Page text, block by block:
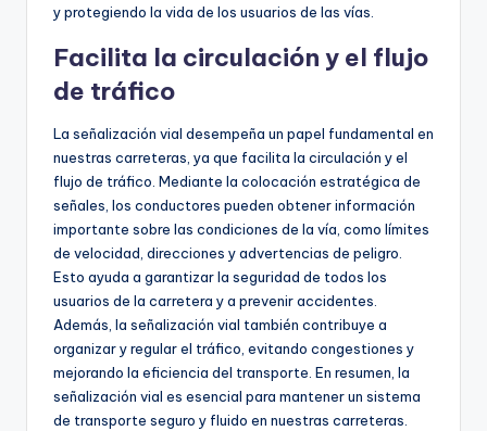
y protegiendo la vida de los usuarios de las vías.
Facilita la circulación y el flujo
de tráfico
La señalización vial desempeña un papel fundamental en
nuestras carreteras, ya que facilita la circulación y el
flujo de tráfico. Mediante la colocación estratégica de
señales, los conductores pueden obtener información
importante sobre las condiciones de la vía, como límites
de velocidad, direcciones y advertencias de peligro.
Esto ayuda a garantizar la seguridad de todos los
usuarios de la carretera y a prevenir accidentes.
Además, la señalización vial también contribuye a
organizar y regular el tráfico, evitando congestiones y
mejorando la eficiencia del transporte. En resumen, la
señalización vial es esencial para mantener un sistema
de transporte seguro y fluido en nuestras carreteras.